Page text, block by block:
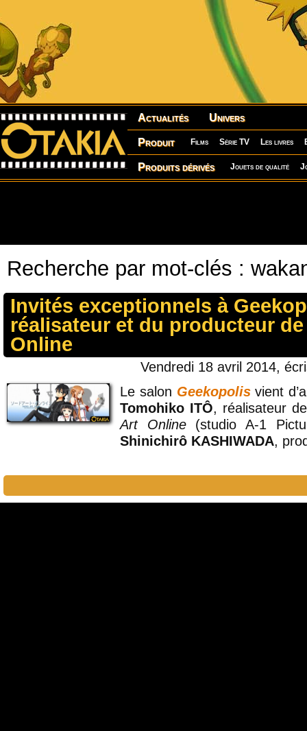
Actualités Univers
Produit Films Série TV Les livres
Produits dérivés Jouets de qualité
Recherche par mot-clés :
Invités exceptionnels à
réalisateur et du producteur
Online
Vendredi 18 avril 2014,
Le salon Geekopolis vient
Tomohiko ITÔ, réalisateur
Art Online(studio A-1
Shinichirô KASHIWADA,